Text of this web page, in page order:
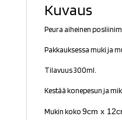
Kuvaus
Peura aiheinen
Pakkauksessa muki ja
Tilavuus 300ml.
Kestää konepesun ja
Mukin koko 9cm x